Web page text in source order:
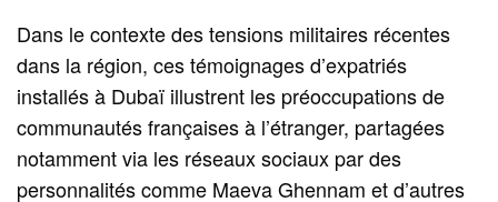
Dans le contexte des tensions militaires récentes
dans la région, ces témoignages d’expatriés
installés à Dubaï illustrent les préoccupations de
communautés françaises à l’étranger, partagées
notamment via les réseaux sociaux par des
personnalités comme Maeva Ghennam et d’autres